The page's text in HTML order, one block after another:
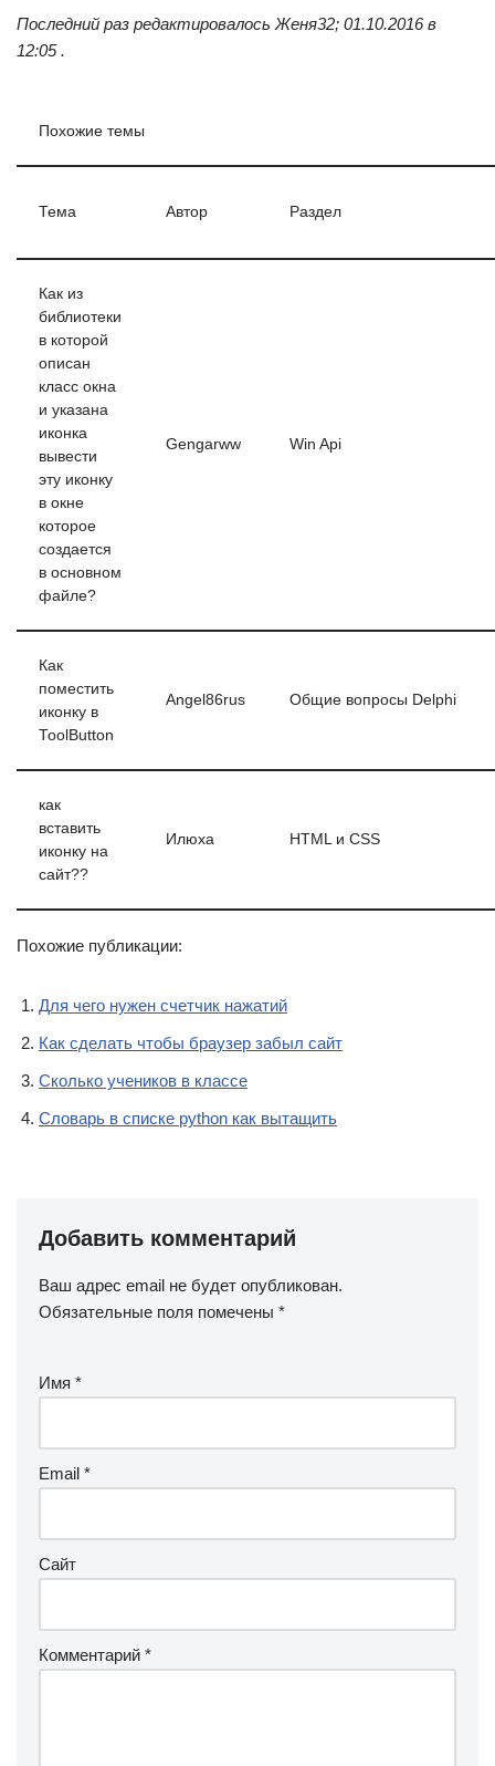
Последний раз редактировалось Женя32; 01.10.2016 в
12:05 .
Похожие темы
Тема Автор Раздел
Как из
библиотеки
в которой
описан
класс окна
и указана
иконка
вывести
эту иконку
в окне
которое
создается
в основном
файле?
Gengarww Win Api
Как
поместить
иконку в
ToolButton
Angel86rus Общие вопросы Delphi
как
вставить
иконку на
сайт??
Илюха HTML и CSS
Похожие публикации:
Для чего нужен счетчик нажатий
Как сделать чтобы браузер забыл сайт
Сколько учеников в классе
Словарь в списке python как вытащить
Добавить комментарий
Ваш адрес email не будет опубликован.
Обязательные поля помечены *
Имя *
Email *
Сайт
Комментарий *